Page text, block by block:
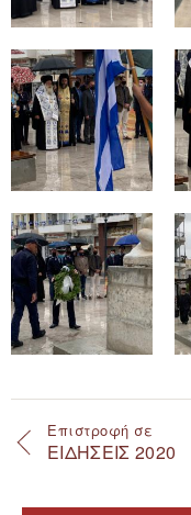
Επιστροφή σε
ΕΙΔΗΣΕΙΣ 2020